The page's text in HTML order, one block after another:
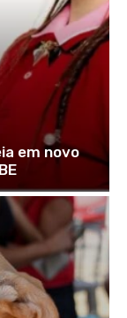
em novo